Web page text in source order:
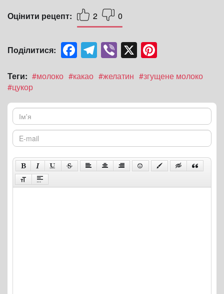
Оцінити рецепт: 2 0
Поділитися: FacebookTelegramViber X
Теги: #молоко #какао #желатин #згущене молоко
#цукор